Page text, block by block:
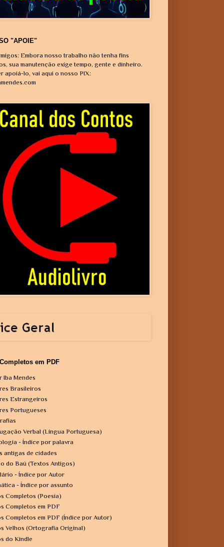
"APOIE"
Embora nosso trabalho não tenha fins
sua manutenção exige tempo, gente e dinheiro.
apoiá-lo, vai aqui o nosso PIX:
em PDF
Iba Mendes
Brasileiros
Estrangeiros
Portugueses
Verbal (Língua Portuguesa)
- Índice por palavra
antigas de cidades
do Baú (Textos Antigos)
- Índice por Autor
- Índice por assunto
Completos (Poesia)
Completos em PDF
Completos em PDF (Índice por Autor)
Velhos (Ortografia Original)
do Kindle